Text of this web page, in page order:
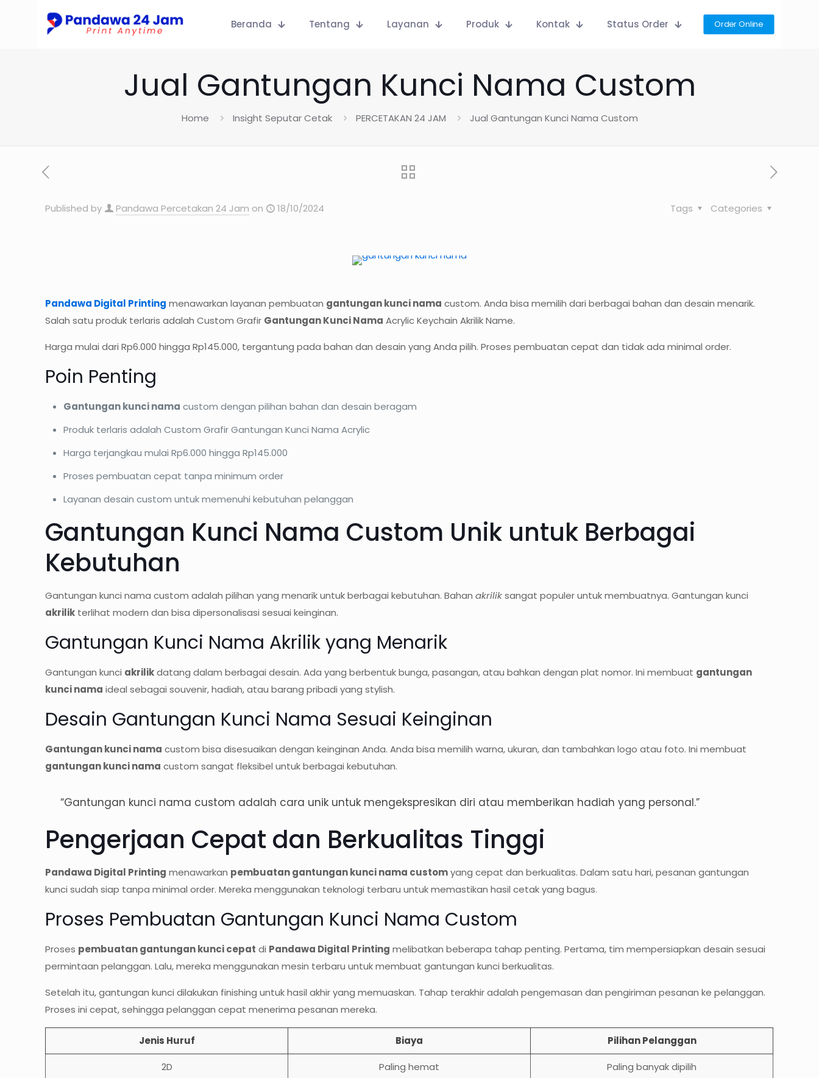
Beranda Tentang Layanan Produk Kontak Status Order Order Online
Jual Gantungan Kunci Nama Custom
Home Insight Seputar Cetak PERCETAKAN 24 JAM Jual Gantungan Kunci Nama Custom
Published by Pandawa Percetakan 24 Jam on 18/10/2024 Categories
Tags
Pandawa Digital Printing menawarkan layanan pembuatan gantungan kunci nama custom. Anda bisa memilih dari berbagai bahan dan desain menarik.
Salah satu produk terlaris adalah Custom Grafir Gantungan Kunci Nama Acrylic Keychain Akrilik Name.
Harga mulai dari Rp6.000 hingga Rp145.000, tergantung pada bahan dan desain yang Anda pilih. Proses pembuatan cepat dan tidak ada minimal order.
Poin Penting
Gantungan kunci nama custom dengan pilihan bahan dan desain beragam
Produk terlaris adalah Custom Grafir Gantungan Kunci Nama Acrylic
Harga terjangkau mulai Rp6.000 hingga Rp145.000
Proses pembuatan cepat tanpa minimum order
Layanan desain custom untuk memenuhi kebutuhan pelanggan
Gantungan Kunci Nama Custom Unik untuk Berbagai
Kebutuhan
Gantungan kunci nama custom adalah pilihan yang menarik untuk berbagai kebutuhan. Bahanakriliksangat populer untuk membuatnya. Gantungan kunci
akrilik terlihat modern dan bisa dipersonalisasi sesuai keinginan.
Gantungan Kunci Nama Akrilik yang Menarik
Gantungan kunci akrilikdatang dalam berbagai desain. Ada yang berbentuk bunga, pasangan, atau bahkan dengan plat nomor. Ini membuat gantungan
kunci nama ideal sebagai souvenir, hadiah, atau barang pribadi yang stylish.
Desain Gantungan Kunci Nama Sesuai Keinginan
Gantungan kunci nama custom bisa disesuaikan dengan keinginan Anda. Anda bisa memilih warna, ukuran, dan tambahkan logo atau foto. Ini membuat
gantungan kunci nama custom sangat fleksibel untuk berbagai kebutuhan.
“Gantungan kunci nama custom adalah cara unik untuk mengekspresikan diri atau memberikan hadiah yang personal.”
Pengerjaan Cepat dan Berkualitas Tinggi
Pandawa Digital Printing menawarkan pembuatan gantungan kunci nama customyang cepat dan berkualitas. Dalam satu hari, pesanan gantungan
kunci sudah siap tanpa minimal order. Mereka menggunakan teknologi terbaru untuk memastikan hasil cetak yang bagus.
Proses Pembuatan Gantungan Kunci Nama Custom
Proses pembuatan gantungan kunci cepat di Pandawa Digital Printing melibatkan beberapa tahap penting. Pertama, tim mempersiapkan desain sesuai
permintaan pelanggan. Lalu, mereka menggunakan mesin terbaru untuk membuat gantungan kunci berkualitas.
Setelah itu, gantungan kunci dilakukan finishing untuk hasil akhir yang memuaskan. Tahap terakhir adalah pengemasan dan pengiriman pesanan ke pelanggan.
Proses ini cepat, sehingga pelanggan cepat menerima pesanan mereka.
Jenis Huruf Biaya Pilihan Pelanggan
2D Paling hemat Paling banyak dipilih